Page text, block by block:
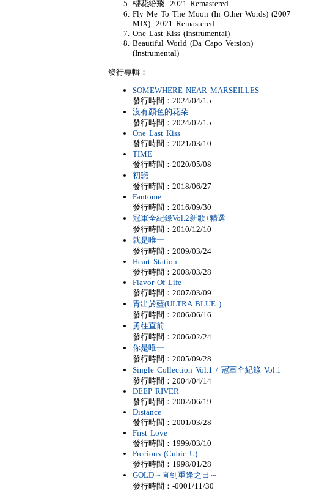
櫻花紛飛 -2021 Remastered-
Fly Me To The Moon (In Other Words) (2007
MIX) -2021 Remastered-
One Last Kiss (Instrumental)
Beautiful World (Da Capo Version)
(Instrumental)
發行專輯：
SOMEWHERE NEAR MARSEILLES
發行時間：2024/04/15
沒有顏色的花朵
發行時間：2024/02/15
One Last Kiss
發行時間：2021/03/10
TIME
發行時間：2020/05/08
初戀
發行時間：2018/06/27
Fantome
發行時間：2016/09/30
冠軍全紀錄Vol.2新歌+精選
發行時間：2010/12/10
就是唯一
發行時間：2009/03/24
Heart Station
發行時間：2008/03/28
Flavor Of Life
發行時間：2007/03/09
青出於藍(ULTRA BLUE )
發行時間：2006/06/16
勇往直前
發行時間：2006/02/24
你是唯一
發行時間：2005/09/28
Single Collection Vol.1 / 冠軍全紀錄 Vol.1
發行時間：2004/04/14
DEEP RIVER
發行時間：2002/06/19
Distance
發行時間：2001/03/28
First Love
發行時間：1999/03/10
Precious (Cubic U)
發行時間：1998/01/28
GOLD～直到重逢之日～
發行時間：-0001/11/30